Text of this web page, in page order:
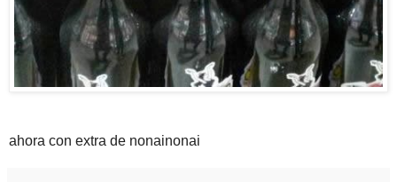
ahora con extra de nonainonai